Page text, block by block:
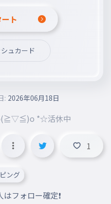
ト
ュカード
*☆活休中
: 2026年06月18日
1
ング
フォロー確定❗️